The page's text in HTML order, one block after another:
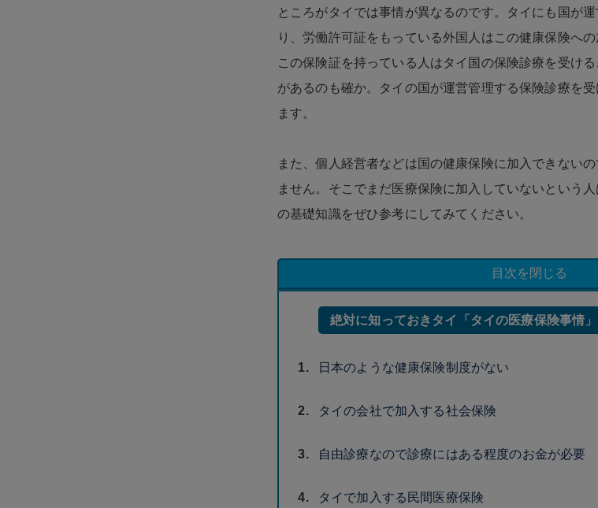
ところがタイでは事情が異なるのです。タイにも国が
り、労働許可証をもっている外国人はこの健康保険へ
この保険証を持っている人はタイ国の保険診療を受け
があるのも確か。タイの国が運営管理する保険診療を
ます。
また、個人経営者などは国の健康保険に加入できない
ません。そこでまだ医療保険に加入していないという
の基礎知識をぜひ参考にしてみてください。
目次を閉じる
絶対に知っておきタイ「タイの医療保険事情」
日本のような健康保険制度がない
タイの会社で加入する社会保険
自由診療なので診療にはある程度のお金が必要
タイで加入する民間医療保険